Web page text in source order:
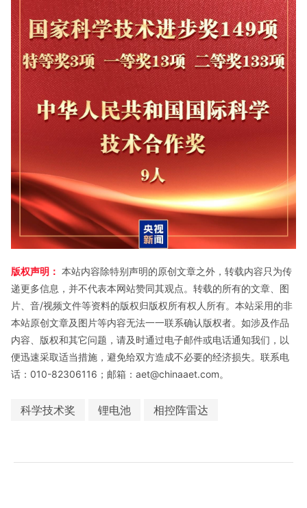
版权声明： 本站内容除特别声明的原创文章之外，转载内容只为传
递更多信息，并不代表本网站赞同其观点。转载的所有的文章、图
片、音/视频文件等资料的版权归版权所有权人所有。本站采用的非
本站原创文章及图片等内容无法一一联系确认版权者。如涉及作品
内容、版权和其它问题，请及时通过电子邮件或电话通知我们，以
便迅速采取适当措施，避免给双方造成不必要的经济损失。联系电
话：010-82306116；邮箱：aet@chinaaet.com。
科学技术奖 锂电池 相控阵雷达